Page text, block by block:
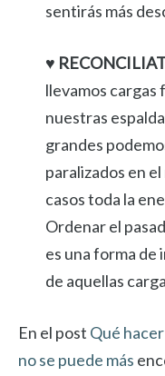
sentirás más
♥
llevamos cargas
nuestras
grandes
paralizados en
casos toda la
Ordenar el
es una forma
de aquellas
En el post Qué
no se puede más